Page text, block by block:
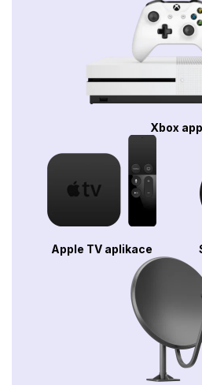
Xbox app
Apple TV aplikace